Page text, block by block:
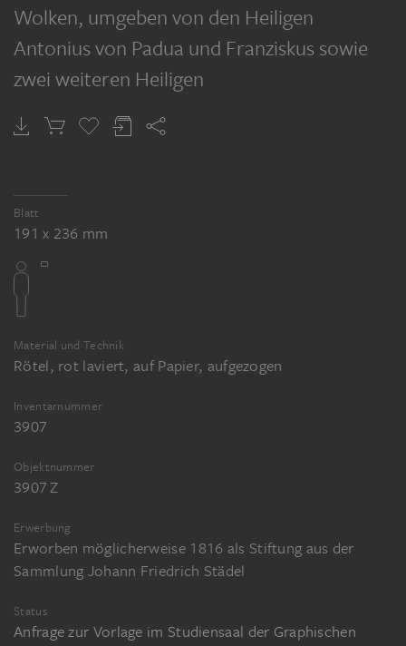
Wolken, umgeben von den Heiligen
Antonius von Padua und Franziskus sowie
zwei weiteren Heiligen
Blatt
191 x 236 mm
Material und Technik
Rötel, rot laviert, auf Papier, aufgezogen
Inventarnummer
3907
Objektnummer
3907 Z
Erwerbung
Erworben möglicherweise 1816 als Stiftung aus der
Sammlung Johann Friedrich Städel
Status
Anfrage zur Vorlage im Studiensaal der Graphischen